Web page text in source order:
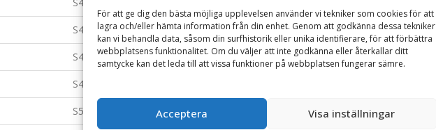
För att ge dig den bästa möjliga upplevelsen använder vi tekniker som cookies för att
lagra och/eller hämta information från din enhet. Genom att godkänna dessa tekniker
kan vi behandla data, såsom din surfhistorik eller unika identifierare, för att förbättra
webbplatsens funktionalitet. Om du väljer att inte godkänna eller återkallar ditt
samtycke kan det leda till att vissa funktioner på webbplatsen fungerar sämre.
Acceptera Visa inställningar
S40 300 l 1300 mm 5.5-6 ton
S45 300 l 1300 mm 5.5-6 ton
S45
S50 400 l 7-8 ton